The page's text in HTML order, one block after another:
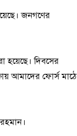
জনগণের
হয়েছে। দিবসের
আমাদের ফোর্স মাঠে